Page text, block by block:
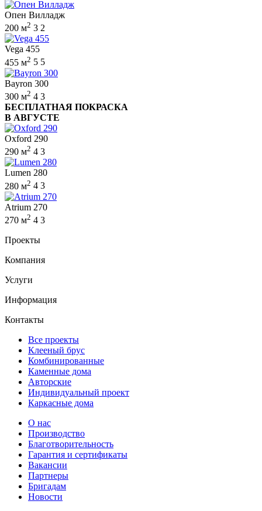
Опен Вилладж
200 м2 3 2
Vega 455
455 м2 5 5
Bayron 300
300 м2 4 3
БЕСПЛАТНАЯ ПОКРАСКА
В АВГУСТЕ
Oxford 290
290 м2 4 3
Lumen 280
280 м2 4 3
Atrium 270
270 м2 4 3
Проекты
Компания
Услуги
Информация
Контакты
Все проекты
Клееный брус
Комбинированные
Каменные дома
Авторские
Индивидуальный проект
Каркасные дома
О нас
Производство
Благотворительность
Гарантия и сертификаты
Вакансии
Партнеры
Бригадам
Новости